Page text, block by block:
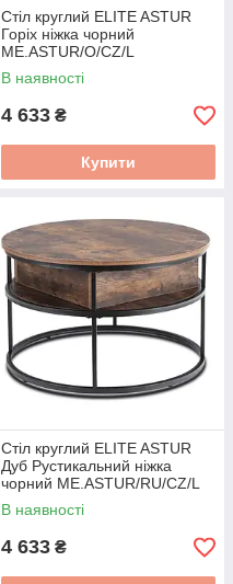
Стіл круглий ELITE ASTUR
Горіх ніжка чорний
ME.ASTUR/O/CZ/L
В наявності
4 633 ₴
Купити
Стіл круглий ELITE ASTUR
Дуб Рустикальний ніжка
чорний ME.ASTUR/RU/CZ/L
В наявності
4 633 ₴